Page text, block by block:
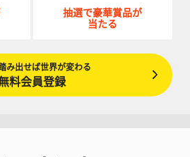
抽選で豪華賞品が
当たる
み出せば世界が変わる
料会員登録